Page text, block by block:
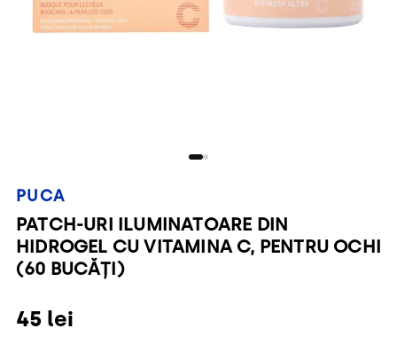
PUCA
PATCH-URI ILUMINATOARE DIN
HIDROGEL CU VITAMINA C, PENTRU OCHI
(60 BUCĂȚI)
45 lei